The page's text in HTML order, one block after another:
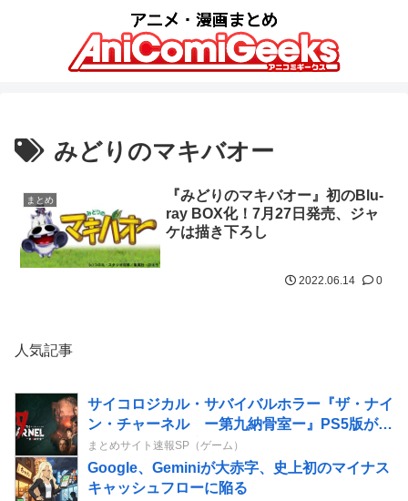
みどりのマキバオー
まとめ
『みどりのマキバオー』初のBlu-
ray BOX化！7月27日発売、ジャ
ケは描き下ろし
2022.06.14 0
人気記事
サイコロジカル・サバイバルホラー『ザ・ナイ
ン・チャーネル ー第九納骨室ー』PS5版が
8/6本日発売─物音ひとつが“死”を招く極限の
緊張感と、謎に包まれたディストピアでのサバ
イバル
まとめサイト速報SP（ゲーム）
Google、Geminiが大赤字、史上初のマイナス
キャッシュフローに陥る